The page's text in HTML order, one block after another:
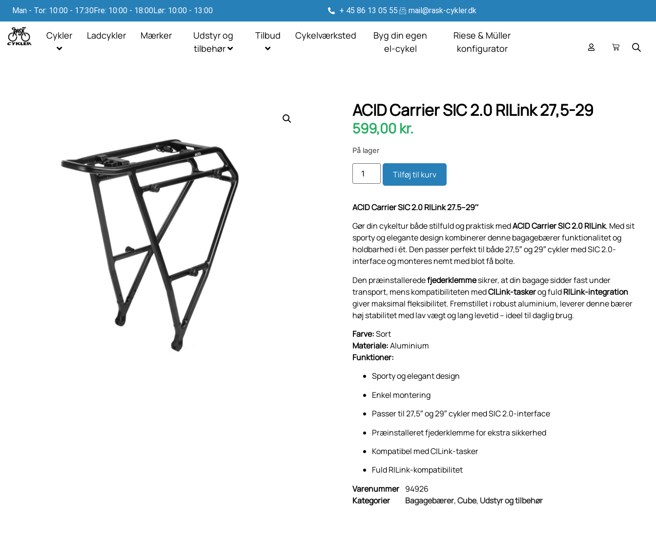
Man - Tor: 10:00 - 17:30Fre: 10:00 - 18:00Lør: 10:00 - 13:00 + 45 86 13 05 55 mail@rask-cykler.dk
Cykler Ladcykler Mærker
Udstyr og
tilbehør
Tilbud Cykelværksted
Byg din egen
el-cykel
Riese & Müller
konfigurator
ACID Carrier SIC 2.0 RILink 27,5-29
599,00 kr.
På lager
Tilføj til kurv
ACID Carrier SIC 2.0 RILink 27.5–29″
Gør din cykeltur både stilfuld og praktisk medACID Carrier SIC 2.0 RILink. Med sit
sporty og elegante design kombinerer denne bagagebærer funktionalitet og
holdbarhed i ét. Den passer perfekt til både 27,5″ og 29″ cykler med SIC 2.0-
interface og monteres nemt med blot få bolte.
Den præinstalleredefjederklemmesikrer, at din bagage sidder fast under
transport, mens kompatibiliteten medCILink-taskerog fuldRILink-integration
giver maksimal fleksibilitet. Fremstillet i robust aluminium, leverer denne bærer
høj stabilitet med lav vægt og lang levetid – ideel til daglig brug.
Farve:Sort
Materiale:Aluminium
Funktioner:
Sporty og elegant design
Enkel montering
Passer til 27,5″ og 29″ cykler med SIC 2.0-interface
Præinstalleret fjederklemme for ekstra sikkerhed
Kompatibel med CILink-tasker
Fuld RILink-kompatibilitet
Varenummer 94926
Kategorier
Bagagebærer,Cube, Udstyr og tilbehør